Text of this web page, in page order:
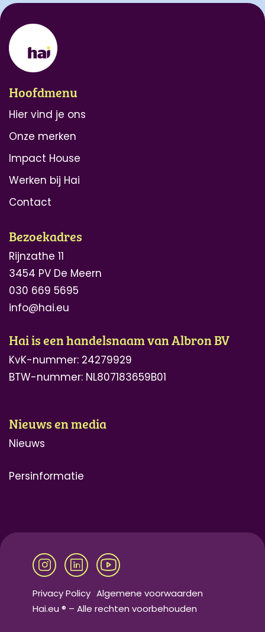
Hoofdmenu
Hier vind je ons
Onze merken
Impact House
Werken bij Hai
Contact
Bezoekadres
Rijnzathe 11
3454 PV De Meern
030 669 5695
info@hai.eu
Hai is een handelsnaam van Albron BV
KvK-nummer: 24279929
BTW-nummer: NL807183659B01
Nieuws en media
Nieuws
Persinformatie
Privacy Policy Algemene voorwaarden
Hai.eu ® – Alle rechten voorbehouden